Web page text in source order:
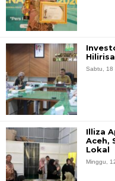
Sabtu, 18
Illiza
Aceh,
Lokal
Minggu,